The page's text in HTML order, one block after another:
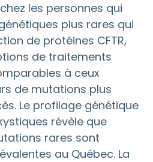
les personnes qui
plus rares qui
de protéines CFTR,
de traitements
à ceux
de mutations plus
Le profilage génétique
révèle que
rares sont
au Québec. La